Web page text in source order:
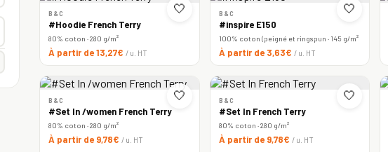
🤍
B&C
#Hoodie French Terry
80% coton · 280 g/m²
À partir de 13,27€ / u. HT
🤍
B&C
#inspire E150
100% coton (peigné et ringspun · 145 g/m²
À partir de 3,63€ / u. HT
🤍
B&C
#Set In /women French Terry
80% coton · 280 g/m²
À partir de 9,78€ / u. HT
🤍
B&C
#Set In French Terry
80% coton · 280 g/m²
À partir de 9,78€ / u. HT